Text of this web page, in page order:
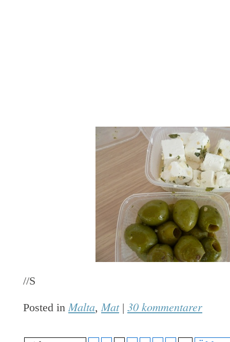
//S
Posted in Malta,Mat | 30 kommentarer